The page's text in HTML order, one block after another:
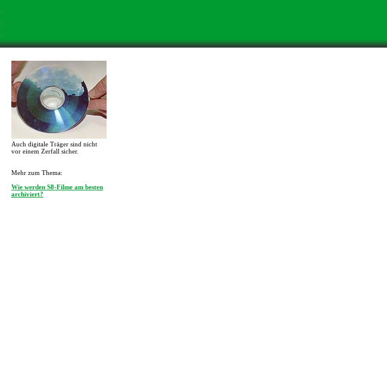
Auch digitale Träger sind nicht
vor einem Zerfall sicher.
Mehr zum Thema:
Wie werden S8-Filme am besten
archiviert?